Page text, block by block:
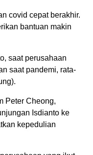
covid cepat berakhir.
bantuan makin
saat perusahaan
saat pandemi, rata-
Peter Cheong,
Isdianto ke
kepedulian